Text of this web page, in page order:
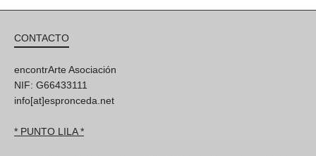
CONTACTO
encontrArte Asociación
NIF: G66433111
info[at]espronceda.net
* PUNTO LILA *